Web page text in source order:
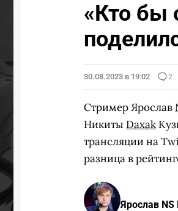
«Кто бы
30.08.2023 в 19:02 2
Стример Ярослав
Никиты Daxak
трансляции на
разница в
Ярослав NS